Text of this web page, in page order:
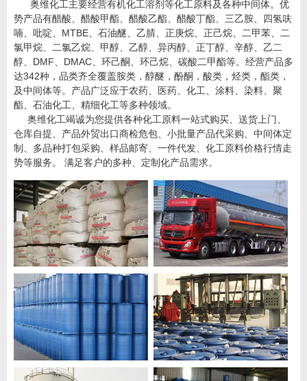
奥维化工主要经营有机化工溶剂等化工原料及各种中间体。优
势产品有醋酸、醋酸甲酯、醋酸乙酯、醋酸丁酯、三乙胺、四氢呋
喃、吡啶、MTBE、石油醚、乙腈、正庚烷、正己烷、二甲苯、二
氯甲烷、二氯乙烷、甲醇、乙醇、异丙醇、正丁醇、辛醇、乙二
醇、DMF、DMAC、环己酮、环己烷、碳酸二甲酯等。经营产品多
达342种，品类齐全覆盖胺类，醇醚，酚酮，酸类，烃类，酯类，
及中间体等。产品广泛应于农药、医药、化工、涂料、染料、聚
酯、石油化工、精细化工等多种领域。
奥维化工竭诚为您提供各种化工原料一站式购买、送货上门、
仓库自提、产品外贸出口商检危包、小批量产品代采购、中间体定
制、多品种打包采购、样品邮寄、一件代发、化工原料价格行情走
势等服务。 满足客户的多种、定制化产品需求。